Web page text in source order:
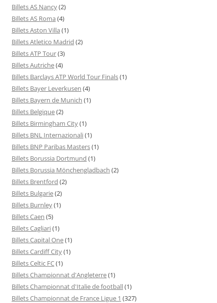
Billets AS Nancy(2)
Billets AS Roma (4)
Billets Aston Villa (1)
Billets Atletico Madrid (2)
Billets ATP Tour(3)
Billets Autriche(4)
Billets Barclays ATP World Tour Finals(1)
Billets Bayer Leverkusen (4)
Billets Bayern de Munich (1)
Billets Belgique(2)
Billets Birmingham City(1)
Billets BNL Internazionali(1)
Billets BNP Paribas Masters(1)
Billets Borussia Dortmund (1)
Billets Borussia Mönchengladbach (2)
Billets Brentford (2)
Billets Bulgarie(2)
Billets Burnley(1)
Billets Caen (5)
Billets Cagliari(1)
Billets Capital One(1)
Billets Cardiff City(1)
Billets Celtic FC(1)
Billets Championnat d'Angleterre(1)
Billets Championnat d'Italie de football(1)
Billets Championnat de France Ligue 1 (327)